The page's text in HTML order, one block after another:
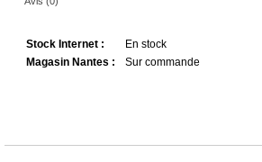
Stock Internet :
En stock
Magasin Nantes :
Sur commande